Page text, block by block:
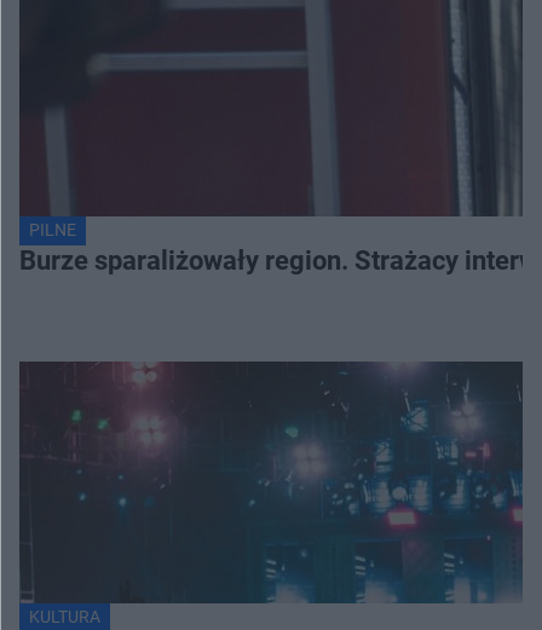
PILNE
Burze sparaliżowały region. Strażacy
KULTURA